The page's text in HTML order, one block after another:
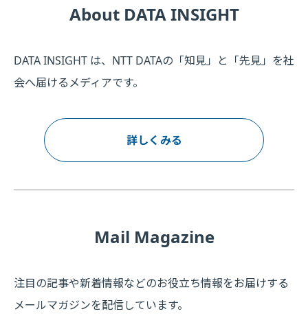
About DATA INSIGHT
DATA INSIGHT は、NTT DATAの「知見」と「先見」を社
会へ届けるメディアです。
詳しくみる
Mail Magazine
注目の記事や新着情報などのお役立ち情報をお届けする
メールマガジンを配信しています。